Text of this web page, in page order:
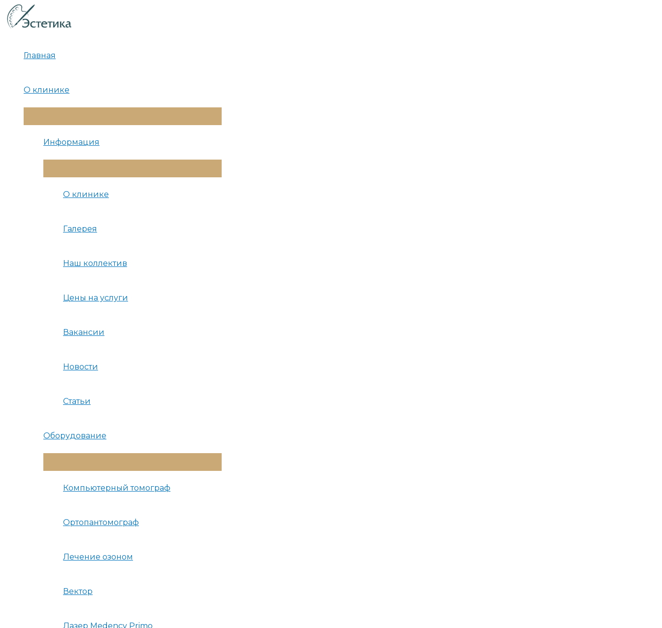
Перейти
к
содержимому
Главная
О клинике
Меню
Информация
Меню
О клинике
Галерея
Наш коллектив
Цены на услуги
Вакансии
Новости
Статьи
Оборудование
Меню
Компьютерный томограф
Ортопантомограф
Лечение озоном
Вектор
Лазер Medency Primo